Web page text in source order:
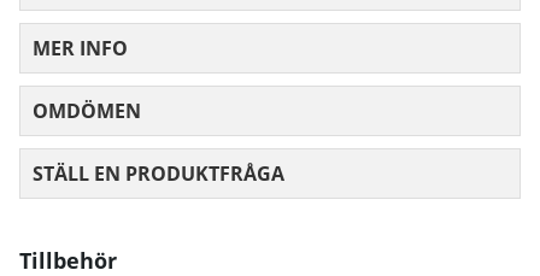
MER INFO
OMDÖMEN
STÄLL EN PRODUKTFRÅGA
Tillbehör